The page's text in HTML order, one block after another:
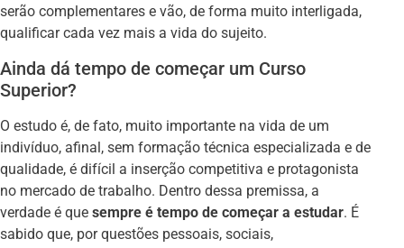
serão complementares e vão, de forma muito interligada,
qualificar cada vez mais a vida do sujeito.
Ainda dá tempo de começar um Curso
Superior?
O estudo é, de fato, muito importante na vida de um
indivíduo, afinal, sem formação técnica especializada e de
qualidade, é difícil a inserção competitiva e protagonista
no mercado de trabalho. Dentro dessa premissa, a
verdade é que sempre é tempo de começar a estudar. É
sabido que, por questões pessoais, sociais,